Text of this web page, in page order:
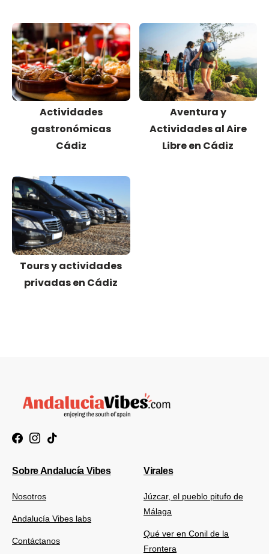
Actividades
gastronómicas
Cádiz
Aventura y
Actividades al Aire
Libre en Cádiz
Tours y actividades
privadas en Cádiz
Sobre Andalucía Vibes
Nosotros
Andalucía Vibes labs
Contáctanos
Virales
Júzcar, el pueblo pitufo de
Málaga
Qué ver en Conil de la
Frontera